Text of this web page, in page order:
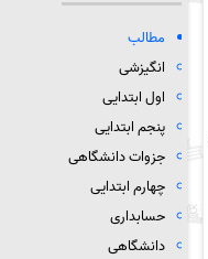
مطالب
انگیزشی
اول ابتدایی
پنجم ابتدایی
جزوات دانشگاهی
چهارم ابتدایی
حسابداری
دانشگاهی